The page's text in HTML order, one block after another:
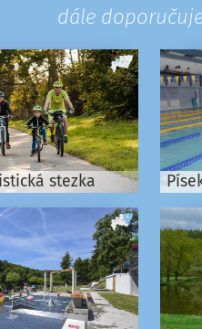
dále
stezka